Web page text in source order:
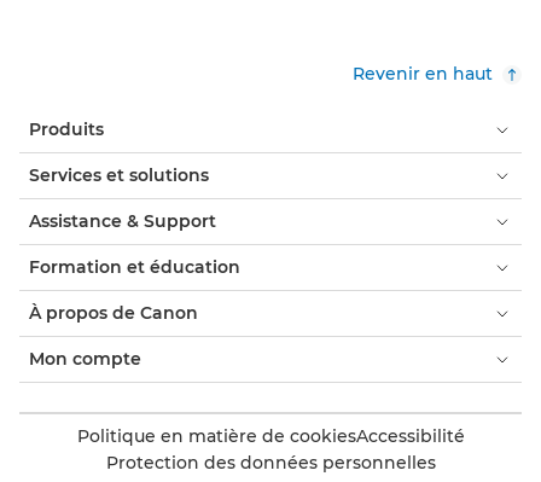
Revenir en haut
Produits
Services et solutions
Assistance & Support
Formation et éducation
À propos de Canon
Mon compte
Politique en matière de cookiesAccessibilité
Protection des données personnelles